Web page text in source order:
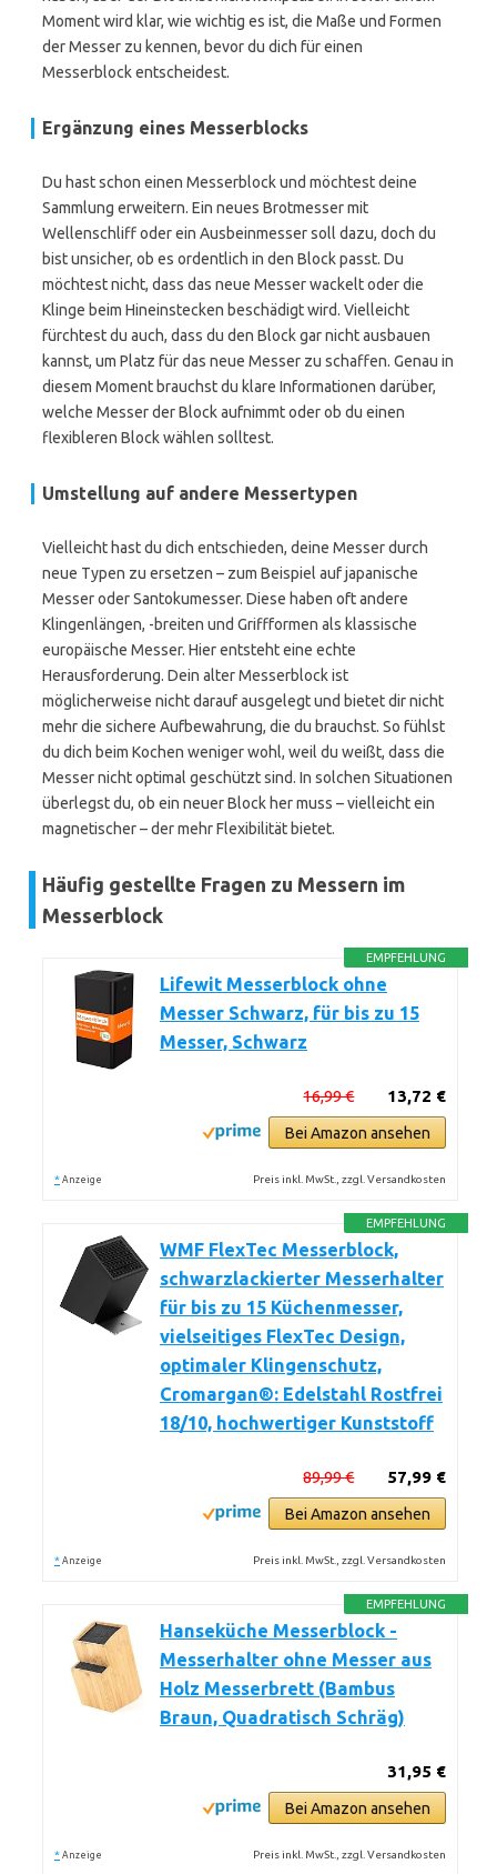
Moment wird klar, wie wichtig es ist, die Maße und Formen
der Messer zu kennen, bevor du dich für einen
Messerblock entscheidest.
Ergänzung eines Messerblocks
Du hast schon einen Messerblock und möchtest deine
Sammlung erweitern. Ein neues Brotmesser mit
Wellenschliff oder ein Ausbeinmesser soll dazu, doch du
bist unsicher, ob es ordentlich in den Block passt. Du
möchtest nicht, dass das neue Messer wackelt oder die
Klinge beim Hineinstecken beschädigt wird. Vielleicht
fürchtest du auch, dass du den Block gar nicht ausbauen
kannst, um Platz für das neue Messer zu schaffen. Genau in
diesem Moment brauchst du klare Informationen darüber,
welche Messer der Block aufnimmt oder ob du einen
flexibleren Block wählen solltest.
Umstellung auf andere Messertypen
Vielleicht hast du dich entschieden, deine Messer durch
neue Typen zu ersetzen – zum Beispiel auf japanische
Messer oder Santokumesser. Diese haben oft andere
Klingenlängen, -breiten und Griffformen als klassische
europäische Messer. Hier entsteht eine echte
Herausforderung. Dein alter Messerblock ist
möglicherweise nicht darauf ausgelegt und bietet dir nicht
mehr die sichere Aufbewahrung, die du brauchst. So fühlst
du dich beim Kochen weniger wohl, weil du weißt, dass die
Messer nicht optimal geschützt sind. In solchen Situationen
überlegst du, ob ein neuer Block her muss – vielleicht ein
magnetischer – der mehr Flexibilität bietet.
Häufig gestellte Fragen zu Messern im
Messerblock
EMPFEHLUNG
Lifewit Messerblock ohne
Messer Schwarz, für bis zu 15
Messer, Schwarz
13,72 €
16,99 €
Bei Amazon ansehen
* Anzeige Preis inkl. MwSt., zzgl. Versandkosten
EMPFEHLUNG
WMF FlexTec Messerblock,
schwarzlackierter Messerhalter
für bis zu 15 Küchenmesser,
vielseitiges FlexTec Design,
optimaler Klingenschutz,
Cromargan®: Edelstahl Rostfrei
18/10, hochwertiger Kunststoff
57,99 €
89,99 €
Bei Amazon ansehen
* Anzeige Preis inkl. MwSt., zzgl. Versandkosten
EMPFEHLUNG
Hanseküche Messerblock -
Messerhalter ohne Messer aus
Holz Messerbrett (Bambus
Braun, Quadratisch Schräg)
31,95 €
Bei Amazon ansehen
* Anzeige Preis inkl. MwSt., zzgl. Versandkosten